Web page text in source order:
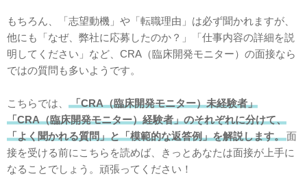
もちろん、「志望動機」や「転職理由」は必ず聞かれますが、
他にも「なぜ、弊社に応募したのか？」「仕事内容の詳細を説
明してください」など、CRA（臨床開発モニター）の面接なら
ではの質問も多いようです。
こちらでは、
「CRA（臨床開発モニター）未経験者」
「CRA（臨床開発モニター）経験者」のそれぞれに分けて、
「よく聞かれる質問」と「模範的な返答例」を解説します。面
接を受ける前にこちらを読めば、きっとあなたは面接が上手に
なることでしょう。頑張ってください！